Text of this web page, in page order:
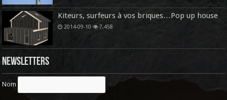
Kiteurs, surfeurs à vos briques…Pop up house
2014-09-10 7,458
Newsletters
Nom